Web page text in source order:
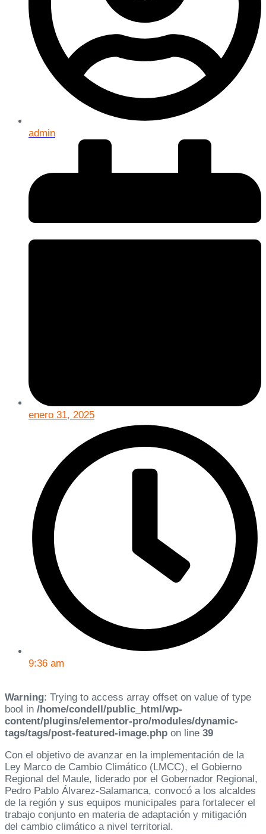
admin
enero 31, 2025
9:36 am
Warning: Trying to access array offset on value of type
bool in /home/condell/public_html/wp-
content/plugins/elementor-pro/modules/dynamic-
tags/tags/post-featured-image.php on line 39
Con el objetivo de avanzar en la implementación de la
Ley Marco de Cambio Climático (LMCC), el Gobierno
Regional del Maule, liderado por el Gobernador Regional,
Pedro Pablo Álvarez-Salamanca, convocó a los alcaldes
de la región y sus equipos municipales para fortalecer el
trabajo conjunto en materia de adaptación y mitigación
del cambio climático a nivel territorial.